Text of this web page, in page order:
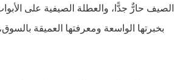
الصيف حارٌّ جدًّا، والعطلة الصيفية على